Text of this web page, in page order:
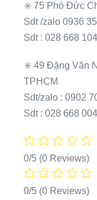
✳️ 75 Phó Đức
Sdt /zalo 0936
Sdt : 028 668
✳️ 49 Đặng Văn
TPHCM
Sdt/zalo : 0902
Sdt : 028 668
0/5 (0 Reviews)
0/5 (0 Reviews)